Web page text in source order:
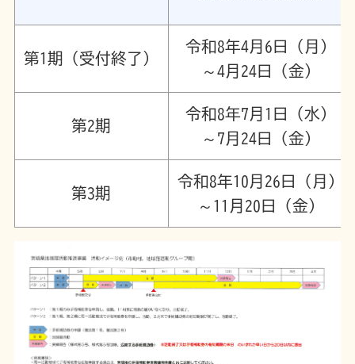
第1期（受付終了）
令和8年4月6日（月）
～4月24日（金）
第2期
令和8年7月1日（水）
～7月24日（金）
第3期
令和8年10月26日（月）
～11月20日（金）